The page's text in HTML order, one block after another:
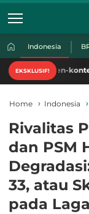
Indonesia
EKSKLUSIF!
konten Piala
Home Indonesia
Rivalitas
dan PSM
33, atau
pada